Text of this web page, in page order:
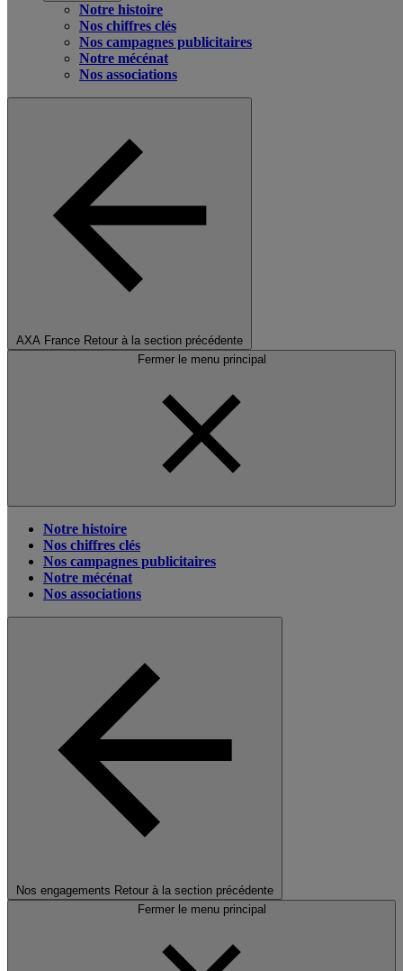
Notre histoire
Nos chiffres clés
Nos campagnes publicitaires
Notre mécénat
Nos associations
AXA France Retour à la section précédente
Fermer le menu principal
Notre histoire
Nos chiffres clés
Nos campagnes publicitaires
Notre mécénat
Nos associations
Nos engagements Retour à la section précédente
Fermer le menu principal